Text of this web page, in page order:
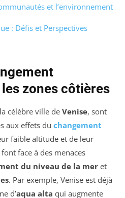
et l’environnement
: Défis et Perspectives
zones côtières
célèbre ville de Venise, sont
aux effets du changement
faible altitude et de leur
face à des menaces
du niveau de la mer et
. Par exemple, Venise est déjà
d’aqua alta qui augmente